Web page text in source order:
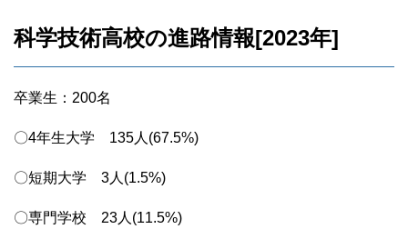
科学技術高校の進路情報[2023年]
卒業生：200名
〇4年生大学 135人(67.5%)
〇短期大学 3人(1.5%)
〇専門学校 23人(11.5%)